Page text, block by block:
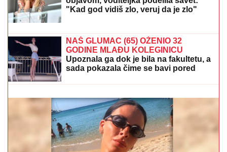
objavom, voditeljka podelila savet:
"Kad god vidiš zlo, veruj da je zlo"